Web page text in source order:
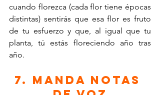
cuando florezca (cada flor tiene épocas
distintas) sentirás que esa flor es fruto
de tu esfuerzo y que, al igual que tu
planta, tú estás floreciendo año tras
año.
7. Manda notas